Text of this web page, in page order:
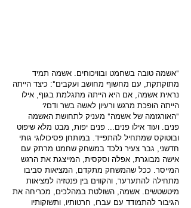
"אשמה טובה בשחמט ובוויכוחים. אשמה תמיד
מתוקתקת, עם מחשוף מחושב ועקבים": כיצד הייתה
נראית אשמה, אם היא הייתה מתגלמת בגוף, אילו
הייתה הופכת מרגש ורעיון לאשה בשר ודם?
"האורגזמה של אשמה" מעניק לתחושת האשמה
פנים. ועוד אילו פנים... פנים יפות, מבט מלא שיפוט
ובוטוקס שמתחיל להתפייד. במותחן פסיכולוגי גותי
חדשני, גבר צעיר נלכד במשחק שחמט מרתק עם
אישה מבוגרת, אפלה וסקסית, המייצגת את הרגש
המייסר. ככל שהמשחק מתקדם, המציאות סביבו
מתחילה להתערער, והקווים בין פנטזיה למציאות
מיטשטשים. אשמה, השולטת במהלכים, מכריחה את
הגיבור להתמודד עם עברו, חרטותיו, ותשוקותיו